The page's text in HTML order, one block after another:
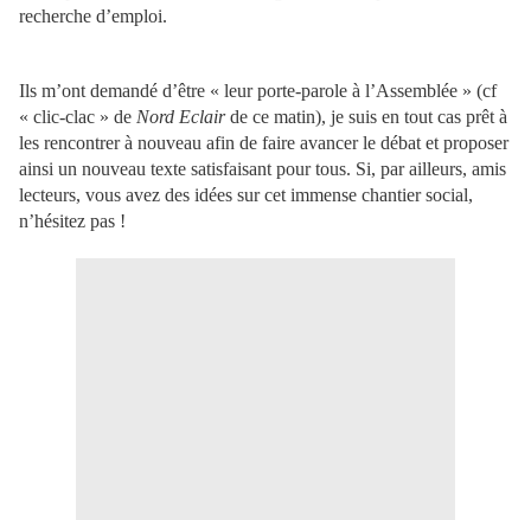
recherche d’emploi.
Ils m’ont demandé d’être « leur porte-parole à l’Assemblée » (cf
« clic-clac » de Nord Eclairde ce matin), je suis en tout cas prêt à
les rencontrer à nouveau afin de faire avancer le débat et proposer
ainsi un nouveau texte satisfaisant pour tous. Si, par ailleurs, amis
lecteurs, vous avez des idées sur cet immense chantier social,
n’hésitez pas !